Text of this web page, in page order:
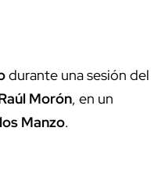
durante una sesión del
Morón, en un
Manzo.